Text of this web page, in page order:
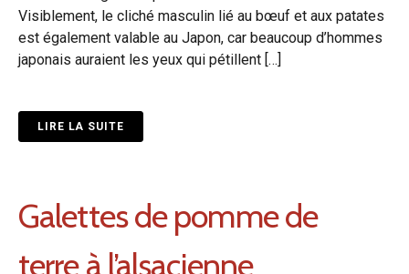
Visiblement, le cliché masculin lié au bœuf et aux patates
est également valable au Japon, car beaucoup d’hommes
japonais auraient les yeux qui pétillent […]
LIRE LA SUITE
Galettes de pomme de
terre à l’alsacienne